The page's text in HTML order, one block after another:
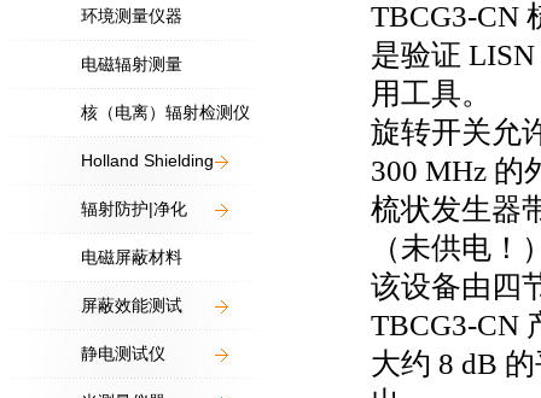
环境测量仪器
电磁辐射测量
核（电离）辐射检测仪
Holland Shielding
辐射防护|净化
电磁屏蔽材料
屏蔽效能测试
静电测试仪
TBCG3-CN
是验证 LISN
用工具。
旋转开关允
300 MHz 的
梳状发生器
（未供电！
该设备由四
TBCG3-CN
大约 8 dB